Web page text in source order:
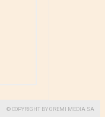
© COPYRIGHT BY GREMI MEDIA SA